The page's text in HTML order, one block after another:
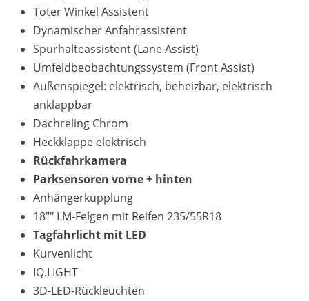
Toter Winkel Assistent
Dynamischer Anfahrassistent
Spurhalteassistent (Lane Assist)
Umfeldbeobachtungssystem (Front Assist)
Außenspiegel: elektrisch, beheizbar, elektrisch
anklappbar
Dachreling Chrom
Heckklappe elektrisch
Rückfahrkamera
Parksensoren vorne + hinten
Anhängerkupplung
18"" LM-Felgen mit Reifen 235/55R18
Tagfahrlicht mit LED
Kurvenlicht
IQ.LIGHT
3D-LED-Rückleuchten